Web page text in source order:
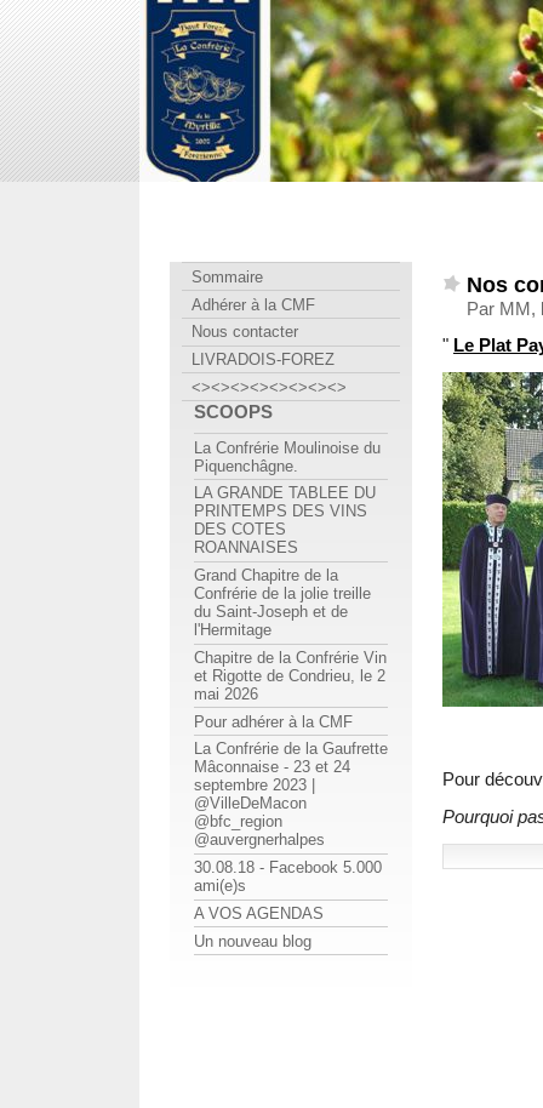
Confrérie Myrtille Forézienne
Nos
Par MM,
" Le Plat
Pour
Pourquoi
Sommaire
Adhérer à la CMF
Nous contacter
LIVRADOIS-FOREZ
<><><><><><><><>
SCOOPS
La Confrérie Moulinoise du
Piquenchâgne.
LA GRANDE TABLEE DU
PRINTEMPS DES VINS
DES COTES
ROANNAISES
Grand Chapitre de la
Confrérie de la jolie treille
du Saint-Joseph et de
l'Hermitage
Chapitre de la Confrérie Vin
et Rigotte de Condrieu, le 2
mai 2026
Pour adhérer à la CMF
La Confrérie de la Gaufrette
Mâconnaise - 23 et 24
septembre 2023 |
@VilleDeMacon
@bfc_region
@auvergnerhalpes
30.08.18 - Facebook 5.000
ami(e)s
A VOS AGENDAS
Un nouveau blog